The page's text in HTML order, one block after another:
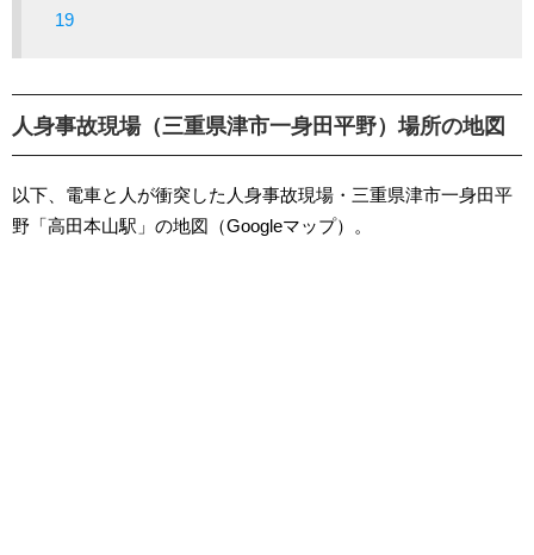
19
人身事故現場（三重県津市一身田平野）場所の地図
以下、電車と人が衝突した人身事故現場・三重県津市一身田平
野「高田本山駅」の地図（Googleマップ）。